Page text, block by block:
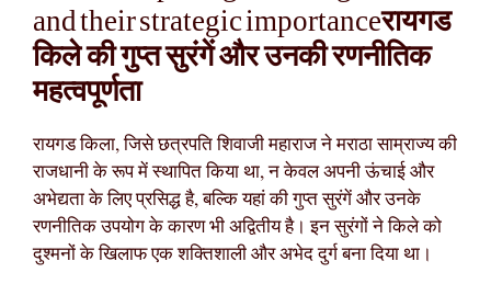
and their strategic importanceरायगड
किले की गुप्त सुरंगें और उनकी रणनीतिक
महत्वपूर्णता
रायगड किला, जिसे छत्रपति शिवाजी महाराज ने मराठा साम्राज्य की
राजधानी के रूप में स्थापित किया था, न केवल अपनी ऊंचाई और
अभेद्यता के लिए प्रसिद्ध है, बल्कि यहां की गुप्त सुरंगें और उनके
रणनीतिक उपयोग के कारण भी अद्वितीय है। इन सुरंगों ने किले को
दुश्मनों के खिलाफ एक शक्तिशाली और अभेद दुर्ग बना दिया था।